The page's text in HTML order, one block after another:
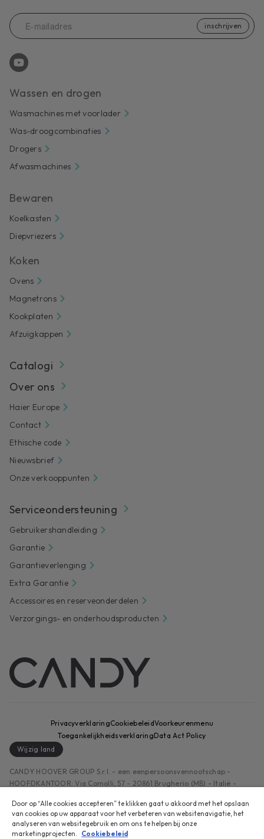
inschrijven
Wassen en drogen
Wasmachines met voorlader
Was-droogcombinaties
Drogers
Afwasmachines
Bewaren
Koelkasten
Diepvriezers
Koken
Ovens
Magnetrons
Kookplaten
Afzuigkappen
Catalogi
Over ons
Haier Europe
Contact
Ethische code
Nieuwsbrief
Onze verkooppunten
Serviceondersteuning
Gebruikershandleiding
Garantie
Garantieverlenging
Extra Garantie
Accessoires en reserveonderdelen
Verzorgings- en onderhoudsproducten
CANDY HOOVER GROUP S.r.I. - een eenpersoonsvennootschap -
HOOFDKANTOOR: Via Comolli, 57 - 20861 Brugherio (MB) - Italië -
Brugherio (MB) en Via Trento nr. 20/A-22 - 20871 Vimercate (MB) -
Italië - Tel.: +39.039.2086.1 - Fax: +39.039.2086.237 - Aandelenkapitaal
€ 35.000.000,00 volledig volgestort - Belastingnummer en
PrivacyverklaringCookiebeleidVoorkeurenmenu
ToegankelijkheidsverklaringData Act Policy
Wijzig land
Door op “Alle cookies accepteren” te klikken gaat u akkoord met het opslaan
van cookies op uw apparaat voor het verbeteren van websitenavigatie, het
analyseren van websitegebruik en om ons te helpen bij onze
marketingprojecten.
Cookiebeleid